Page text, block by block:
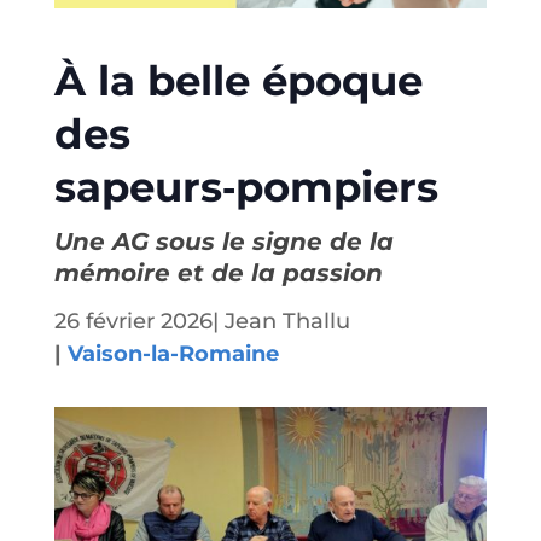
À la belle époque
des
sapeurs‑pompiers
Une AG sous le signe de la
mémoire et de la passion
26 février 2026| Jean Thallu
| Vaison-la-Romaine